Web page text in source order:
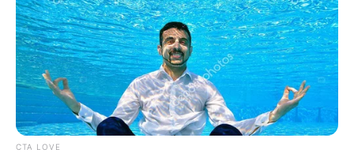
AIDA VICTORIA MERLANO
Aida Victoria Merlano,
¿por fuera del país? La
influenciadora afirma no
CTA LOVE